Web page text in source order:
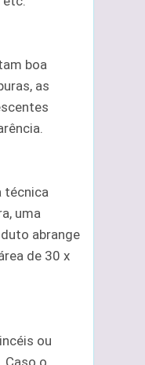
boa
as
técnica
uma
abrange
de 30 x
ou
Caso o